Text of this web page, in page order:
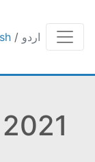
/ اردو